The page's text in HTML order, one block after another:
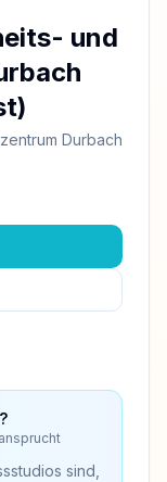
und
Durbach
sind,